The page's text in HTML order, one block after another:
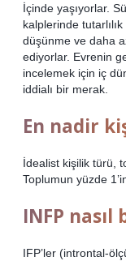
İçinde yaşıyorlar.
kalplerinde
düşünme ve daha
ediyorlar. Evrenin
incelemek için iç
iddialı bir merak.
En nadir
İdealist kişilik türü,
Toplumun yüzde
INFP
IFP’ler (introntal-